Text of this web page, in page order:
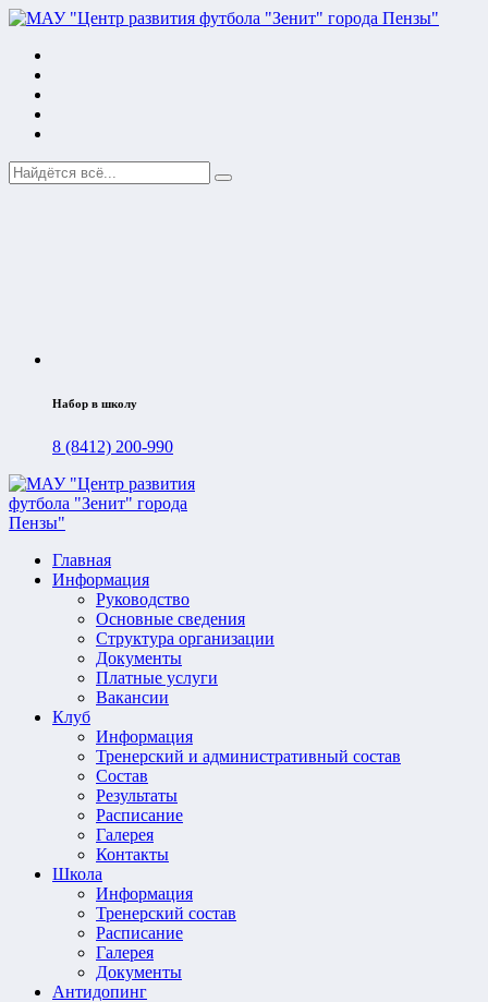
Набор в школу
8 (8412) 200-990
Главная
Информация
Руководство
Основные сведения
Структура организации
Документы
Платные услуги
Вакансии
Клуб
Информация
Тренерский и административный состав
Состав
Результаты
Расписание
Галерея
Контакты
Школа
Информация
Тренерский состав
Расписание
Галерея
Документы
Антидопинг